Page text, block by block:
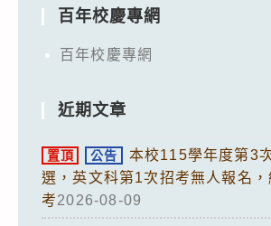
百年校慶專網
百年校慶專網
近期文章
置頂 公告
本校115學年度第3
選，英文科第1次招考無人報名
考2026-08-09